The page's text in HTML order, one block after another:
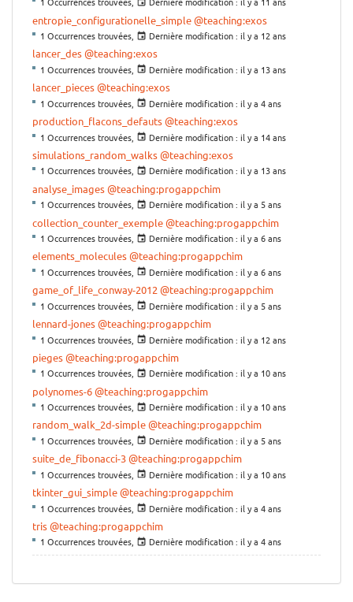
entropie_configurationelle_simple@teaching:exos
1 Occurrences trouvées, Dernière modification : il y a 12 ans
lancer_des@teaching:exos
1 Occurrences trouvées, Dernière modification : il y a 13 ans
lancer_pieces@teaching:exos
1 Occurrences trouvées, Dernière modification : il y a 4 ans
production_flacons_defauts@teaching:exos
1 Occurrences trouvées, Dernière modification : il y a 14 ans
simulations_random_walks@teaching:exos
1 Occurrences trouvées, Dernière modification : il y a 13 ans
analyse_images@teaching:progappchim
1 Occurrences trouvées, Dernière modification : il y a 5 ans
collection_counter_exemple@teaching:progappchim
1 Occurrences trouvées, Dernière modification : il y a 6 ans
elements_molecules@teaching:progappchim
1 Occurrences trouvées, Dernière modification : il y a 6 ans
game_of_life_conway-2012 @teaching:progappchim
1 Occurrences trouvées, Dernière modification : il y a 5 ans
lennard-jones@teaching:progappchim
1 Occurrences trouvées, Dernière modification : il y a 12 ans
pieges@teaching:progappchim
1 Occurrences trouvées, Dernière modification : il y a 10 ans
polynomes-6@teaching:progappchim
1 Occurrences trouvées, Dernière modification : il y a 10 ans
random_walk_2d-simple@teaching:progappchim
1 Occurrences trouvées, Dernière modification : il y a 5 ans
suite_de_fibonacci-3@teaching:progappchim
1 Occurrences trouvées, Dernière modification : il y a 10 ans
tkinter_gui_simple@teaching:progappchim
1 Occurrences trouvées, Dernière modification : il y a 4 ans
tris@teaching:progappchim
1 Occurrences trouvées, Dernière modification : il y a 4 ans